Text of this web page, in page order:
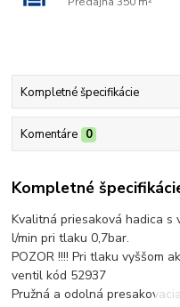
Kompletné špecifikácie
Komentáre 0
Kompletné
Kvalitná priesaková hadica
l/min pri tlaku 0,7bar.
POZOR !!!! Pri tlaku vyššom
ventil kód 52937
Pružná a odolná